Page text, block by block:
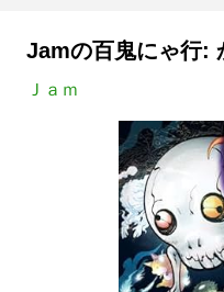
Jamの百鬼にゃ行:
Ｊａｍ